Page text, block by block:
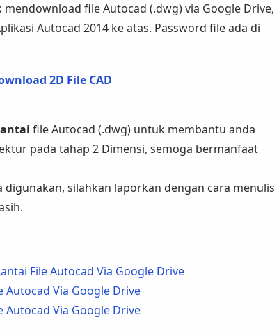
file Autocad (.dwg) via Google Drive,
Autocad 2014 ke atas. Password file ada di
2D File CAD
file Autocad (.dwg) untuk membantu anda
pada tahap 2 Dimensi, semoga bermanfaat
silahkan laporkan dengan cara menulis
File Autocad Via Google Drive
Autocad Via Google Drive
Autocad Via Google Drive